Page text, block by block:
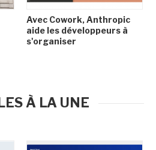
Avec Cowork, Anthropic
aide les développeurs à
s'organiser
À LA UNE